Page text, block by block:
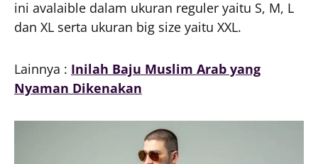
ini avalaible dalam ukuran reguler yaitu S, M, L
dan XL serta ukuran big size yaitu XXL.
Lainnya : Inilah Baju Muslim Arab yang
Nyaman Dikenakan